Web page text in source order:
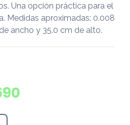
Una opción práctica para el
Medidas aproximadas: 0.008
ancho y 35.0 cm de alto.